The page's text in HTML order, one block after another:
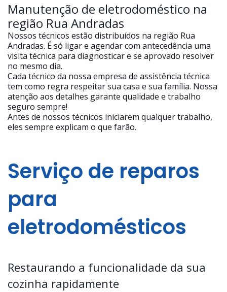
Manutenção de eletrodoméstico na
região Rua Andradas
Nossos técnicos estão distribuídos na região Rua
Andradas. É só ligar e agendar com antecedência uma
visita técnica para diagnosticar e se aprovado resolver
no mesmo dia.
Cada técnico da nossa empresa de assistência técnica
tem como regra respeitar sua casa e sua família. Nossa
atenção aos detalhes garante qualidade e trabalho
seguro sempre!
Antes de nossos técnicos iniciarem qualquer trabalho,
eles sempre explicam o que farão.
Serviço de reparos
para
eletrodomésticos
Restaurando a funcionalidade da sua
cozinha rapidamente